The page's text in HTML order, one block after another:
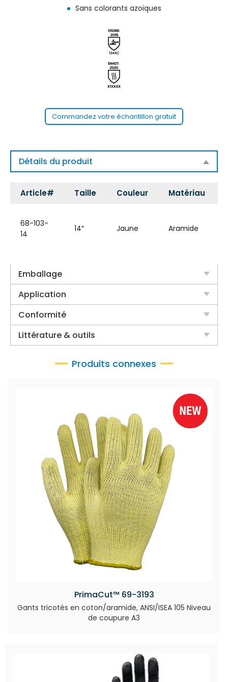
Sans colorants azoïques
Commandez votre échantillon gratuit
Détails du produit
Article# Taille Couleur Matériau
68-103-
14
14″ Jaune Aramide
Emballage
Application
Conformité
Littérature & outils
Produits connexes
PrimaCut™ 69-3193
Gants tricotés en coton/aramide, ANSI/ISEA 105 Niveau
de coupure A3